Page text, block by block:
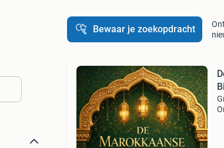
Bewaar je zoekopdracht